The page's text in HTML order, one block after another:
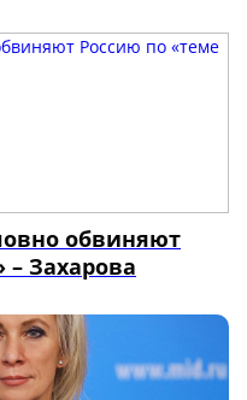
обвиняют
Захарова